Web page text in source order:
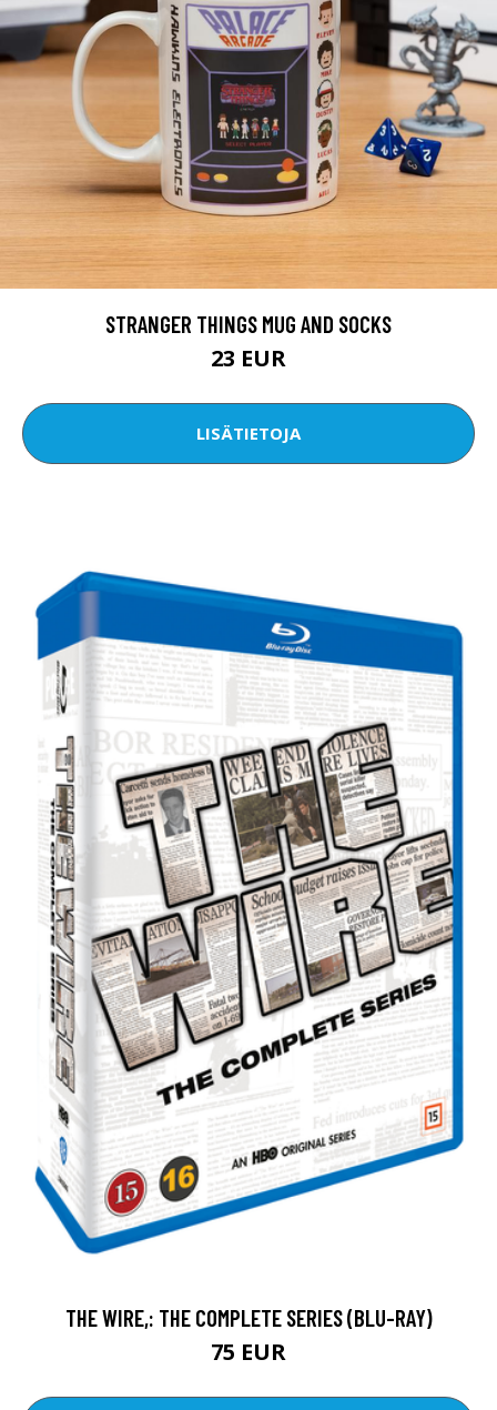
STRANGER THINGS MUG AND SOCKS
23 EUR
LISÄTIETOJA
THE WIRE,: THE COMPLETE SERIES (BLU-RAY)
75 EUR